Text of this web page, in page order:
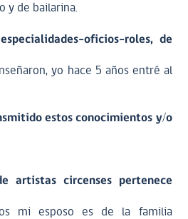
y de bailarina.
oficios-roles, de
yo hace 5 años entré al
estos conocimientos y/o
artistas circenses pertenece
mi esposo es de la familia